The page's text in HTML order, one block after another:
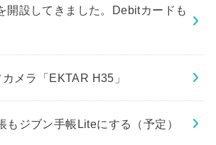
開設してきました。Debitカードも
メラ「EKTAR H35」
もジブン手帳Liteにする（予定）